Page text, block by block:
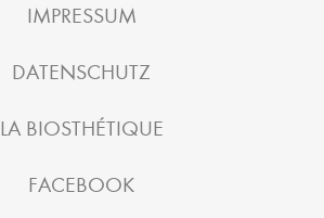
IMPRESSUM
DATENSCHUTZ
LA BIOSTHÉTIQUE
FACEBOOK